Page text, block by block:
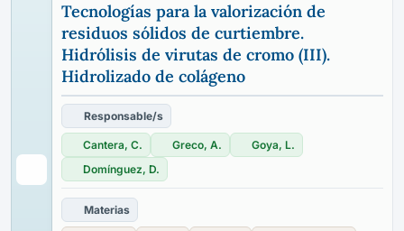
Tecnologías para la valorización de
residuos sólidos de curtiembre.
Hidrólisis de virutas de cromo (III).
Hidrolizado de colágeno
Responsable/s
Cantera, C. Greco, A.
Goya, L.
Domínguez, D.
Materias